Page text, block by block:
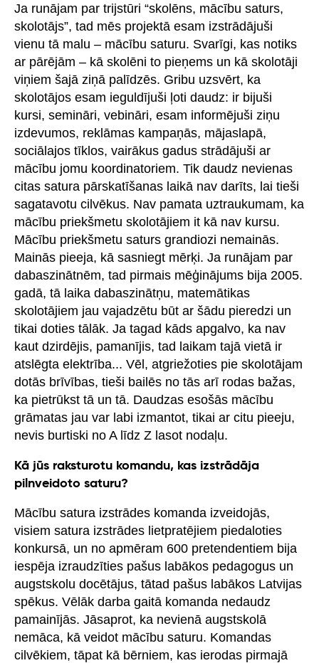
Ja runājam par trijstūri “skolēns, mācību saturs,
skolotājs”, tad mēs projektā esam izstrādājuši
vienu tā malu – mācību saturu. Svarīgi, kas notiks
ar pārējām – kā skolēni to pieņems un kā skolotāji
viņiem šajā ziņā palīdzēs. Gribu uzsvērt, ka
skolotājos esam ieguldījuši ļoti daudz: ir bijuši
kursi, semināri, vebināri, esam informējuši ziņu
izdevumos, reklāmas kampaņās, mājaslapā,
sociālajos tīklos, vairākus gadus strādājuši ar
mācību jomu koordinatoriem. Tik daudz nevienas
citas satura pārskatīšanas laikā nav darīts, lai tieši
sagatavotu cilvēkus. Nav pamata uztraukumam, ka
mācību priekšmetu skolotājiem it kā nav kursu.
Mācību priekšmetu saturs grandiozi nemainās.
Mainās pieeja, kā sasniegt mērķi. Ja runājam par
dabaszinātnēm, tad pirmais mēģinājums bija 2005.
gadā, tā laika dabaszinātņu, matemātikas
skolotājiem jau vajadzētu būt ar šādu pieredzi un
tikai doties tālāk. Ja tagad kāds apgalvo, ka nav
kaut dzirdējis, pamanījis, tad laikam tajā vietā ir
atslēgta elektrība... Vēl, atgriežoties pie skolotājam
dotās brīvības, tieši bailēs no tās arī rodas bažas,
ka pietrūkst tā un tā. Daudzas esošās mācību
grāmatas jau var labi izmantot, tikai ar citu pieeju,
nevis burtiski no A līdz Z lasot nodaļu.
Kā jūs raksturotu komandu, kas izstrādāja
pilnveidoto saturu?
Mācību satura izstrādes komanda izveidojās,
visiem satura izstrādes lietpratējiem piedaloties
konkursā, un no apmēram 600 pretendentiem bija
iespēja izraudzīties pašus labākos pedagogus un
augstskolu docētājus, tātad pašus labākos Latvijas
spēkus. Vēlāk darba gaitā komanda nedaudz
pamainījās. Jāsaprot, ka nevienā augstskolā
nemāca, kā veidot mācību saturu. Komandas
cilvēkiem, tāpat kā bērniem, kas ierodas pirmajā